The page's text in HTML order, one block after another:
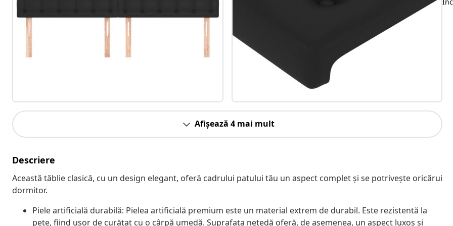
Afișează 4 mai mult
Descriere
Această tăblie clasică, cu un design elegant, oferă cadrului patului tău un aspect complet și se potrivește oricărui
dormitor.
Piele artificială durabilă: Pielea artificială premium este un material extrem de durabil. Este rezistentă la
pete, fiind ușor de curățat cu o cârpă umedă. Suprafața netedă oferă, de asemenea, un aspect luxos și